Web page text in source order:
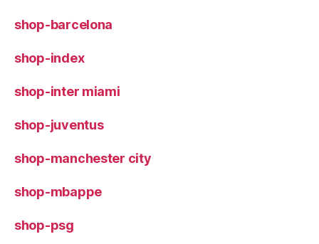
shop-barcelona
shop-index
shop-inter miami
shop-juventus
shop-manchester city
shop-mbappe
shop-psg